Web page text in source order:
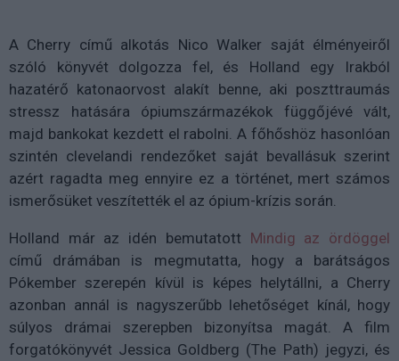
A Cherry című alkotás Nico Walker saját élményeiről
szóló könyvét dolgozza fel, és Holland egy Irakból
hazatérő katonaorvost alakít benne, aki poszttraumás
stressz hatására ópiumszármazékok függőjévé vált,
majd bankokat kezdett el rabolni. A főhőshöz hasonlóan
szintén clevelandi rendezőket saját bevallásuk szerint
azért ragadta meg ennyire ez a történet, mert számos
ismerősüket veszítették el az ópium-krízis során.
Holland már az idén bemutatott Mindig az ördöggel
című drámában is megmutatta, hogy a barátságos
Pókember szerepén kívül is képes helytállni, a Cherry
azonban annál is nagyszerűbb lehetőséget kínál, hogy
súlyos drámai szerepben bizonyítsa magát. A film
forgatókönyvét Jessica Goldberg (The Path) jegyzi, és